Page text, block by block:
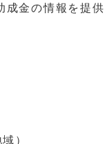
成金の情報を提供
）